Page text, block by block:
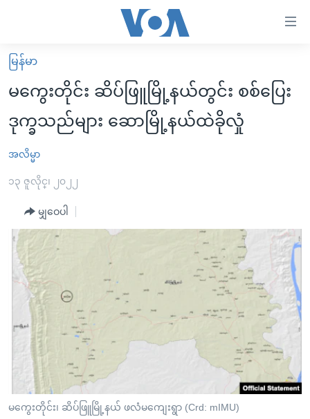
လွယ်ကူ
စေ
Link
များ
ပင်မ
ကျော်
ကြည့်
ညွန်း
စာမျက်နှာ
ကြည့်
မူလစာမျက်နှာ
မြန်မာ
ကမ္ဘာ့သတင်းများ
နိုင်ငံတကာ
အစ္စရေး-ပါလက်စတိုင်း
ဗွီဒီယို
အင်္ဂလိပ်စာလေ့လာမယ်
အမေရိကန်သုံးအီဒီယံ
မကြေးမုံရဲ့ အင်္ဂလိပ်စာ
ရုပ်ရှင်ထဲက အင်္ဂလိပ်စာ
သုတပဒေသာ အင်္ဂလိပ်စာ
အပတ်စဉ်ကဏ္ဍများ
ရေဒီယို
တီဗွီ
ရေဒီယိုနှင့်ရုပ်သံ အချက်အလက်များ
ရေဒီယို/တီဗွီအစီအစဉ်
Learning English
ဗွီအိုအေ လူမှုကွန်ယက်များ
မြန်မာ
မကွေးတိုင်း ဆိပ်ဖြူမြို့နယ်တွင်း စစ်ပြေး
ဒုက္ခသည်များ ဆောမြို့နယ်ထဲခိုလှုံ
အလိမ္မာ
၁၃ ဇူလိုင္၊ ၂၀၂၂
မျှဝေပါ
မကွေးတိုင်း၊ ဆိပ်ဖြူမြို့နယ် ဖလံမကျေးရွာ (Crd: mIMU)